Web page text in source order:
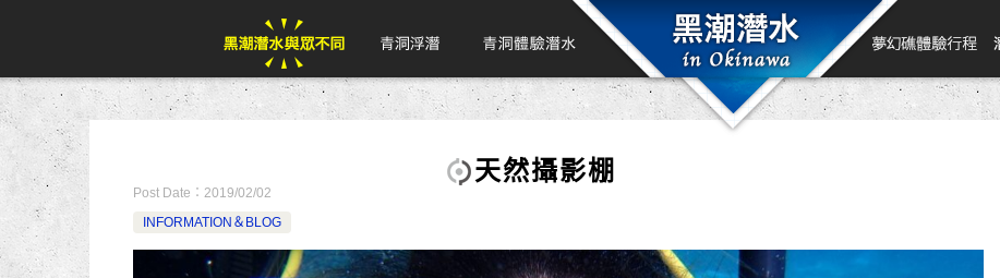
天然攝影棚
Post Date： 2019/02/02
INFORMATION＆BLOG